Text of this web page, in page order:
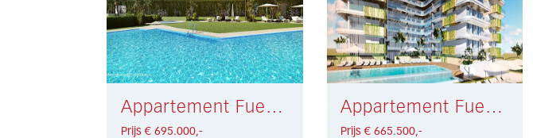
Appartement Fuengirola € 695.000,-
Prijs € 695.000,-
Appartement Fuengirola € 665.500,-
Prijs € 665.500,-